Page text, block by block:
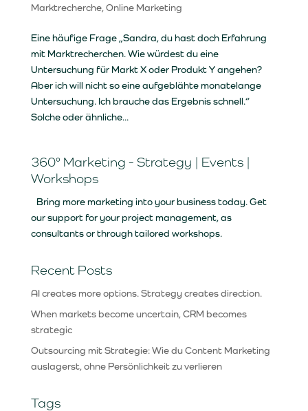
Marktrecherche, Online Marketing
Eine häufige Frage „Sandra, du hast doch Erfahrung
mit Marktrecherchen. Wie würdest du eine
Untersuchung für Markt X oder Produkt Y angehen?
Aber ich will nicht so eine aufgeblähte monatelange
Untersuchung. Ich brauche das Ergebnis schnell.“
Solche oder ähnliche...
360° Marketing - Strategy | Events |
Workshops
Bring more marketing into your business today. Get
our support for your project management, as
consultants or through tailored workshops.
Recent Posts
AI creates more options. Strategy creates direction.
When markets become uncertain, CRM becomes
strategic
Outsourcing mit Strategie: Wie du Content Marketing
auslagerst, ohne Persönlichkeit zu verlieren
Tags